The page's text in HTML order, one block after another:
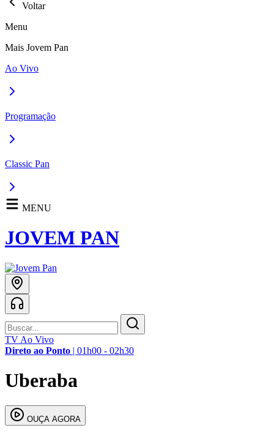
Voltar
Menu
Mais Jovem Pan
Ao Vivo
Programação
Classic Pan
MENU
JOVEM PAN
TV Ao Vivo
Direto ao Ponto | 01h00 - 02h30
Uberaba
OUÇA AGORA